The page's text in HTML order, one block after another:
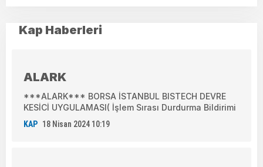
Kap Haberleri
ALARK
***ALARK*** BORSA İSTANBUL BISTECH DEVRE
KESİCİ UYGULAMASI( İşlem Sırası Durdurma Bildirimi
KAP 18 Nisan 2024 10:19